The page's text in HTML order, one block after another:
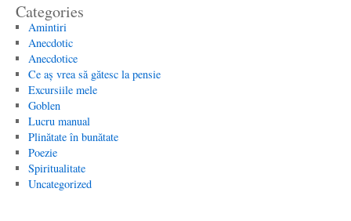
Categories
Amintiri
Anecdotic
Anecdotice
Ce aș vrea să gătesc la pensie
Excursiile mele
Goblen
Lucru manual
Plinătate în bunătate
Poezie
Spiritualitate
Uncategorized